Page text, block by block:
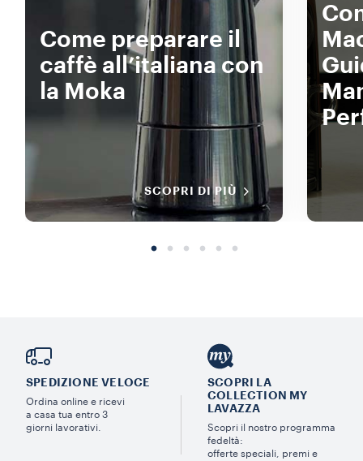
Come preparare il
caffè all’italiana con
la Moka
SCOPRI DI PIÙ
SPEDIZIONE VELOCE
Ordina online e ricevi
a casa tua entro 3
giorni lavorativi.
SCOPRI LA
COLLECTION MY
LAVAZZA
Scopri il nostro programma
fedeltà:
offerte speciali, premi e